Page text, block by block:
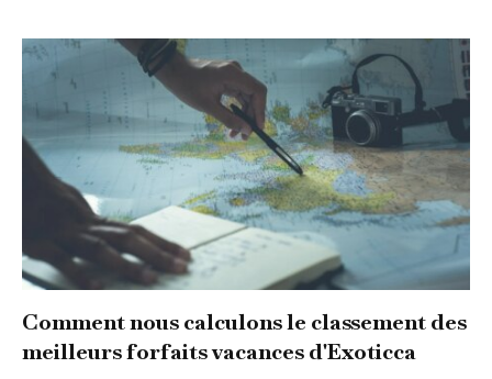
Comment nous calculons le classement des
meilleurs forfaits vacances d'Exoticca